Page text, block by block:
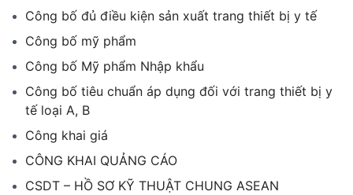
Công bố đủ điều kiện sản xuất trang thiết bị y tế
Công bố mỹ phẩm
Công bố Mỹ phẩm Nhập khẩu
Công bố tiêu chuẩn áp dụng đối với trang thiết bị y
tế loại A, B
Công khai giá
CÔNG KHAI QUẢNG CÁO
CSDT – HỒ SƠ KỸ THUẬT CHUNG ASEAN